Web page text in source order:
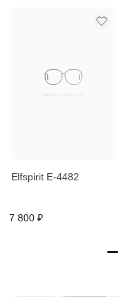
Elfspirit E-4482
7 800 ₽